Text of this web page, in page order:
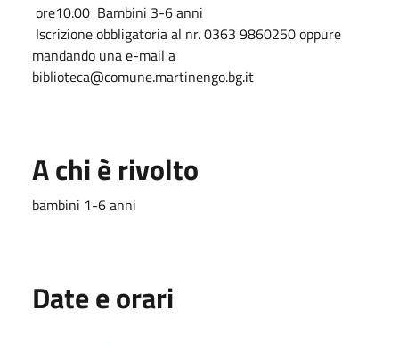
ore10.00 Bambini 3-6 anni
Iscrizione obbligatoria al nr. 0363 9860250 oppure
mandando una e-mail a
biblioteca@comune.martinengo.bg.it
A chi è rivolto
bambini 1-6 anni
Date e orari